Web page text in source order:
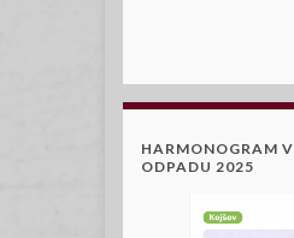
HARMONOGRAM
ODPADU 2025